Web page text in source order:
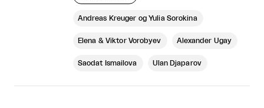
Andreas Kreuger og Yulia Sorokina
Elena & Viktor Vorobyev Alexander Ugay
Saodat Ismailova Ulan Djaparov